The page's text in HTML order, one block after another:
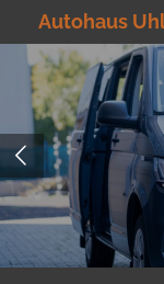
direct
naar
hoofdinhoud
Autohaus